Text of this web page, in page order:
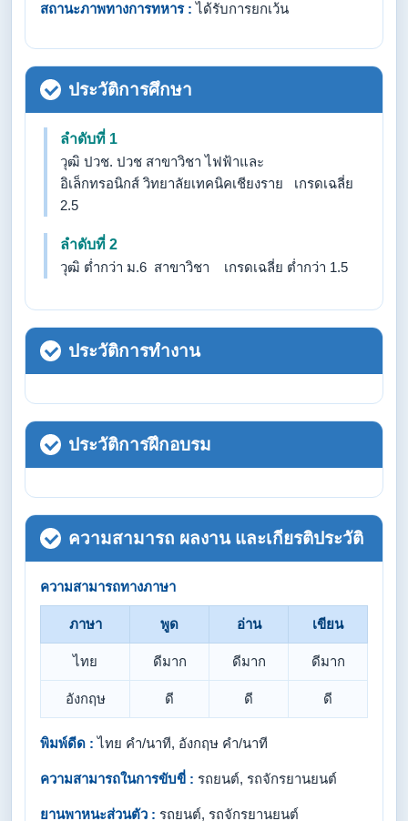
สถานะภาพทางการทหาร : ได้รับการยกเว้น
ประวัติการศึกษา
ลำดับที่ 1
วุฒิ ปวช. ปวช สาขาวิชา ไฟฟ้าและ
อิเล็กทรอนิกส์ วิทยาลัยเทคนิคเชียงราย เกรดเฉลี่ย
2.5
ลำดับที่ 2
วุฒิ ต่ำกว่า ม.6 สาขาวิชา เกรดเฉลี่ย ต่ำกว่า 1.5
ประวัติการทำงาน
ประวัติการฝึกอบรม
ความสามารถ ผลงาน และเกียรติประวัติ
ความสามารถทางภาษา
ภาษา พูด อ่าน เขียน
ไทย ดีมาก ดีมาก ดีมาก
อังกฤษ ดี ดี ดี
พิมพ์ดีด : ไทย คำ/นาที, อังกฤษ คำ/นาที
ความสามารถในการขับขี่ : รถยนต์, รถจักรยานยนต์
ยานพาหนะส่วนตัว : รถยนต์, รถจักรยานยนต์